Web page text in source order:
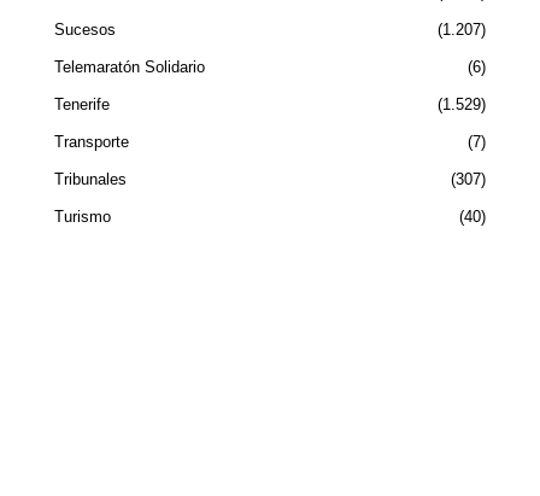
Sucesos 1.207
Telemaratón Solidario 6
Tenerife 1.529
Transporte 7
Tribunales 307
Turismo 40